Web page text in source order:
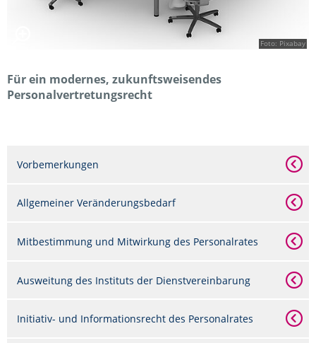
Foto: Pixabay
Für ein modernes, zukunftsweisendes
Personalvertretungsrecht
Vorbemerkungen
Allgemeiner Veränderungsbedarf
Mitbestimmung und Mitwirkung des Personalrates
Ausweitung des Instituts der Dienstvereinbarung
Initiativ- und Informationsrecht des Personalrates